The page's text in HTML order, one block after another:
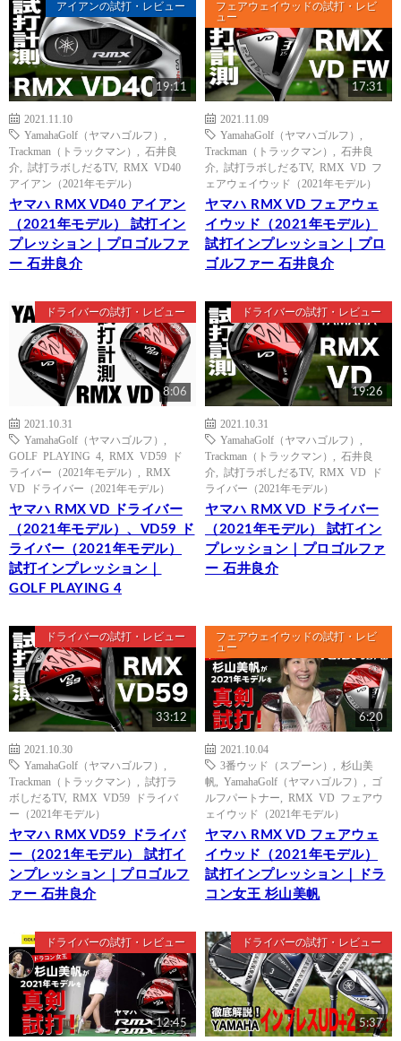
アイアンの試打・レビュー
19:11
2021.11.10
YamahaGolf（ヤマハゴルフ）
Trackman（トラックマン）
石井良
介
試打ラボしだるTV, RMX VD40
アイアン（2021年モデル）
ヤマハ RMX VD40 アイアン
（2021年モデル） 試打イン
プレッション｜プロゴルファ
ー 石井良介
フェアウェイウッドの試打・レビ
ュー
17:31
2021.11.09
YamahaGolf（ヤマハゴルフ）
Trackman（トラックマン）
石井良
介
試打ラボしだるTV, RMX VD フ
ェアウェイウッド（2021年モデル）
ヤマハ RMX VD フェアウェ
イウッド（2021年モデル）
試打インプレッション｜プロ
ゴルファー 石井良介
ドライバーの試打・レビュー
8:06
2021.10.31
YamahaGolf（ヤマハゴルフ）
GOLF PLAYING 4
RMX VD59 ド
ライバー（2021年モデル）
RMX
VD ドライバー（2021年モデル）
ヤマハ RMX VD ドライバー
（2021年モデル）、VD59 ド
ライバー（2021年モデル）
試打インプレッション｜
GOLF PLAYING 4
ドライバーの試打・レビュー
19:26
2021.10.31
YamahaGolf（ヤマハゴルフ）
Trackman（トラックマン）
石井良
介
試打ラボしだるTV, RMX VD ド
ライバー（2021年モデル）
ヤマハ RMX VD ドライバー
（2021年モデル） 試打イン
プレッション｜プロゴルファ
ー 石井良介
ドライバーの試打・レビュー
33:12
2021.10.30
YamahaGolf（ヤマハゴルフ）
Trackman（トラックマン）
試打ラ
ボしだるTV, RMX VD59 ドライバ
ー（2021年モデル）
ヤマハ RMX VD59 ドライバ
ー（2021年モデル） 試打イ
ンプレッション｜プロゴルフ
ァー 石井良介
フェアウェイウッドの試打・レビ
ュー
6:20
2021.10.04
3番ウッド（スプーン）
杉山美
帆
YamahaGolf（ヤマハゴルフ）
ゴ
ルフパートナー
RMX VD フェアウ
ェイウッド（2021年モデル）
ヤマハ RMX VD フェアウェ
イウッド（2021年モデル）
試打インプレッション｜ドラ
コン女王 杉山美帆
ドライバーの試打・レビュー
12:45
ドライバーの試打・レビュー
5:37